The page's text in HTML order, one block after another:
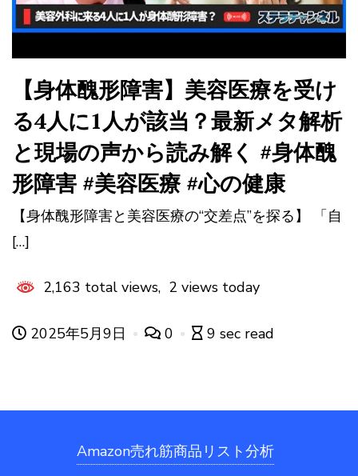
【身体醜形障害】美容医療を受け
る4人に1人が該当？最新メタ解析
と現場の声から読み解く #身体醜
形障害 #美容医療 #心の健康
【身体醜形障害と美容医療の“交差点”を探る】 「自
[…]
2,163 total views, 2 views today
2025年5月9日 0 9 sec read
Amazon売れ筋商品リスト分析